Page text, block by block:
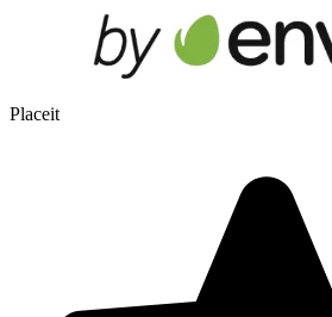
Placeit